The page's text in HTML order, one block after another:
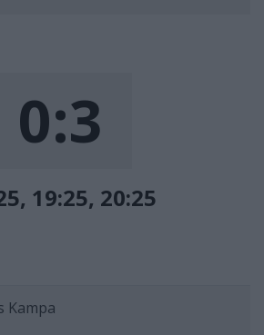
0:3
19:25, 20:25
Kampa